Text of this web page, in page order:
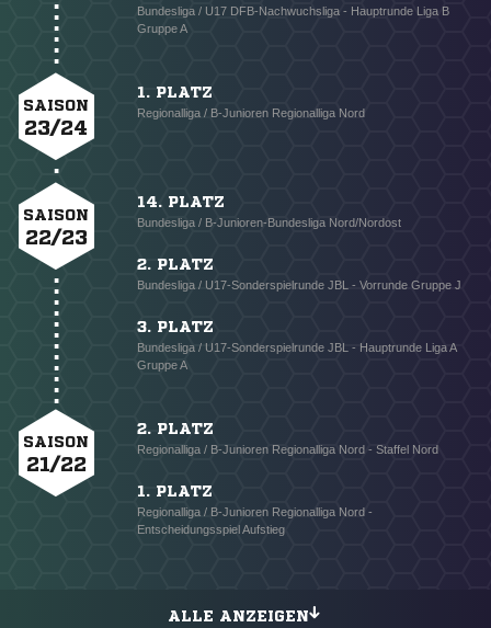
Bundesliga / U17 DFB-Nachwuchsliga - Hauptrunde Liga B
Gruppe A
SAISON
23/24
1. PLATZ
Regionalliga / B-Junioren Regionalliga Nord
SAISON
22/23
14. PLATZ
Bundesliga / B-Junioren-Bundesliga Nord/Nordost
2. PLATZ
Bundesliga / U17-Sonderspielrunde JBL - Vorrunde Gruppe J
3. PLATZ
Bundesliga / U17-Sonderspielrunde JBL - Hauptrunde Liga A
Gruppe A
SAISON
21/22
2. PLATZ
Regionalliga / B-Junioren Regionalliga Nord - Staffel Nord
1. PLATZ
Regionalliga / B-Junioren Regionalliga Nord -
Entscheidungsspiel Aufstieg
ALLE ANZEIGEN